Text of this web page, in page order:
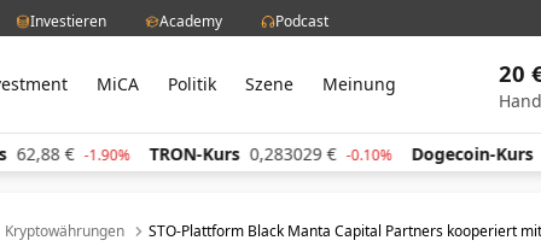
Investieren Academy Podcast
MiCA Politik Szene Meinung 20
TRON-Kurs 0,283029 € -0.10% Dogecoin-Kurs 0,059846 €
Kryptowährungen STO-Plattform Black Manta Capital Partners kooperiert